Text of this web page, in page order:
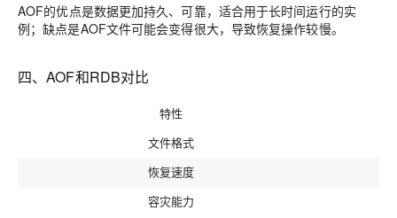
AOF的优点是数据更加持久、可靠，适合用于长时间运行的实
例；缺点是AOF文件可能会变得很大，导致恢复操作较慢。
四、AOF和RDB对比
特性
文件格式
恢复速度
容灾能力